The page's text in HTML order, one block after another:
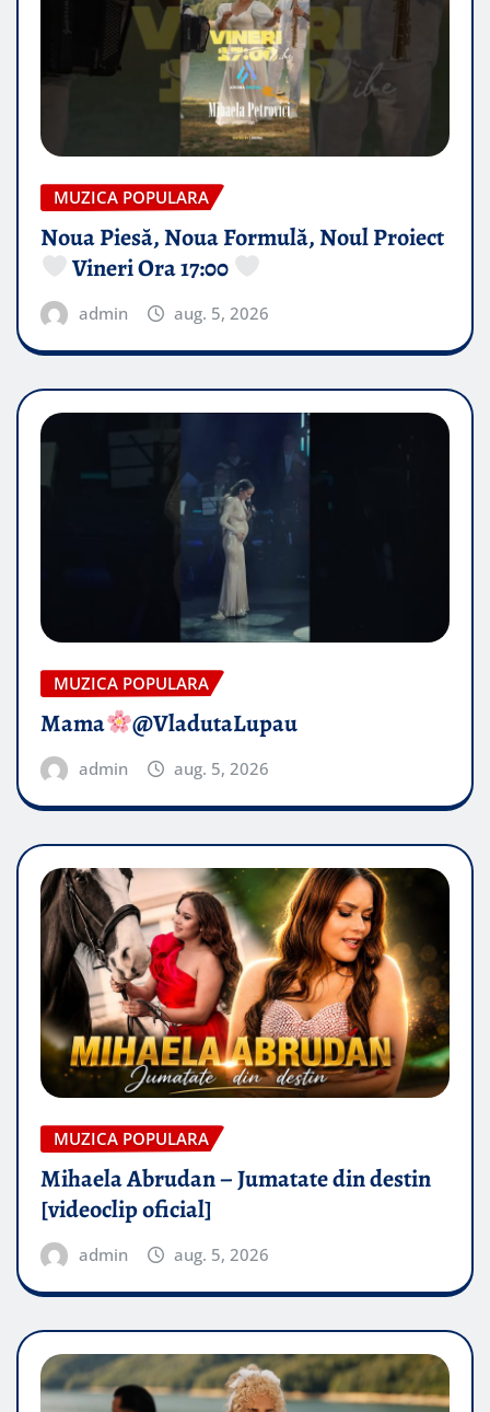
MUZICA POPULARA
Noua Piesă, Noua Formulă, Noul Proiect
Vineri Ora 17:00
admin aug. 5, 2026
MUZICA POPULARA
Mama @VladutaLupau
admin aug. 5, 2026
MUZICA POPULARA
Mihaela Abrudan – Jumatate din destin
[videoclip oficial]
admin aug. 5, 2026